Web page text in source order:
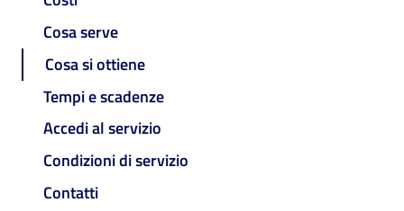
Cosa serve
Cosa si ottiene
Tempi e scadenze
Accedi al servizio
Condizioni di servizio
Contatti